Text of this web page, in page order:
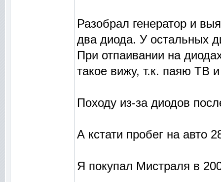
Разобрал генератор и
два диода. У остальных
При отпаивании на
такое вижу, т.к. паяю ТВ
Походу из-за диодов
А кстати пробег на авто
Я покупал Мистраля в